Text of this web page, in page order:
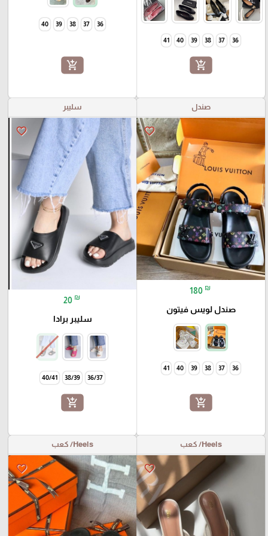
36
37
38
39
40
41
add_shopping_cart
36
37
38
39
40
add_shopping_cart
صندل
favorite_border
180 ₪
صندل لويس فيتون
36
37
38
39
40
41
add_shopping_cart
سليبر
favorite_border
20 ₪
سليبر برادا
36/37
38/39
40/41
add_shopping_cart
Heels/ كعب
favorite_border
Heels/ كعب
favorite_border